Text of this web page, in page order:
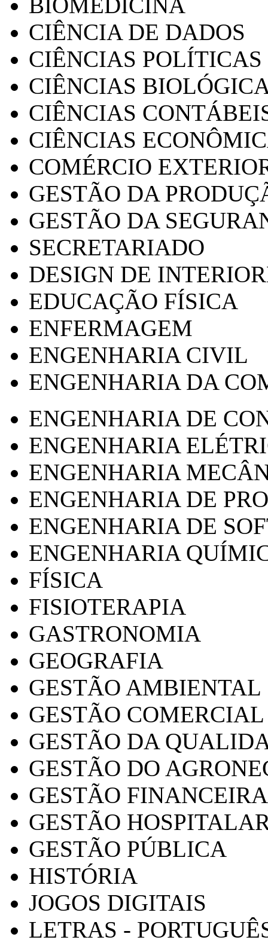
CIÊNCIA DE DADOS
CIÊNCIAS POLÍTICAS
CIÊNCIAS
CIÊNCIAS
CIÊNCIAS
COMÉRCIO
GESTÃO DA
GESTÃO DA
SECRETARIADO
DESIGN DE
EDUCAÇÃO FÍSICA
ENFERMAGEM
ENGENHARIA CIVIL
ENGENHARIA DA
ENGENHARIA DE
ENGENHARIA
ENGENHARIA
ENGENHARIA DE
ENGENHARIA DE
ENGENHARIA
FÍSICA
FISIOTERAPIA
GASTRONOMIA
GEOGRAFIA
GESTÃO AMBIENTAL
GESTÃO COMERCIAL
GESTÃO DA
GESTÃO DO
GESTÃO FINANCEIRA
GESTÃO
GESTÃO PÚBLICA
HISTÓRIA
JOGOS DIGITAIS
LETRAS -